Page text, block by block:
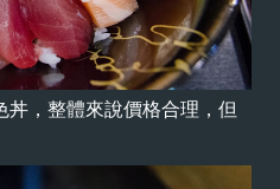
，整體來說價格合理，但